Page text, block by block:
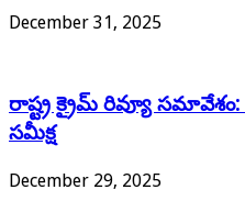
December 31, 2025
రాష్ట్ర క్రైమ్ రివ్యూ
సమీక్ష
December 29, 2025